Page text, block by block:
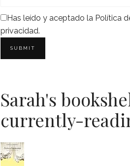
Has leído y aceptado la Política
privacidad.
Sarah's
currently-